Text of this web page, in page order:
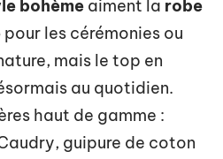
bohème aiment la robe
pour les cérémonies ou
mais le top en
au quotidien.
haut de gamme :
guipure de coton